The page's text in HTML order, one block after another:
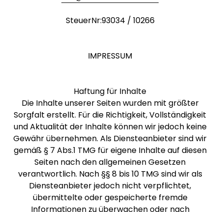
SteuerNr:93034 / 10266
IMPRESSUM
Haftung für Inhalte
Die Inhalte unserer Seiten wurden mit größter
Sorgfalt erstellt. Für die Richtigkeit, Vollständigkeit
und Aktualität der Inhalte können wir jedoch keine
Gewähr übernehmen. Als Diensteanbieter sind wir
gemäß § 7 Abs.1 TMG für eigene Inhalte auf diesen
Seiten nach den allgemeinen Gesetzen
verantwortlich. Nach §§ 8 bis 10 TMG sind wir als
Diensteanbieter jedoch nicht verpflichtet,
übermittelte oder gespeicherte fremde
Informationen zu überwachen oder nach